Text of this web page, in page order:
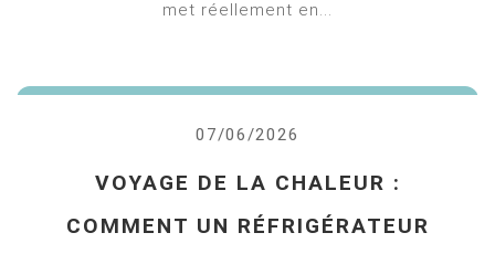
met réellement en...
07/06/2026
VOYAGE DE LA CHALEUR :
COMMENT UN RÉFRIGÉRATEUR